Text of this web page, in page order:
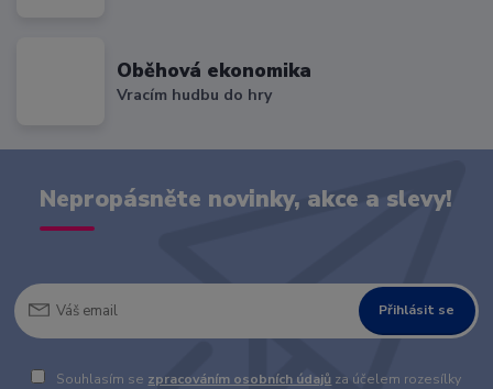
Oběhová ekonomika
Vracím hudbu do hry
Nepropásněte novinky, akce a slevy!
Přihlásit se
Souhlasím se zpracováním osobních údajů za účelem rozesílky